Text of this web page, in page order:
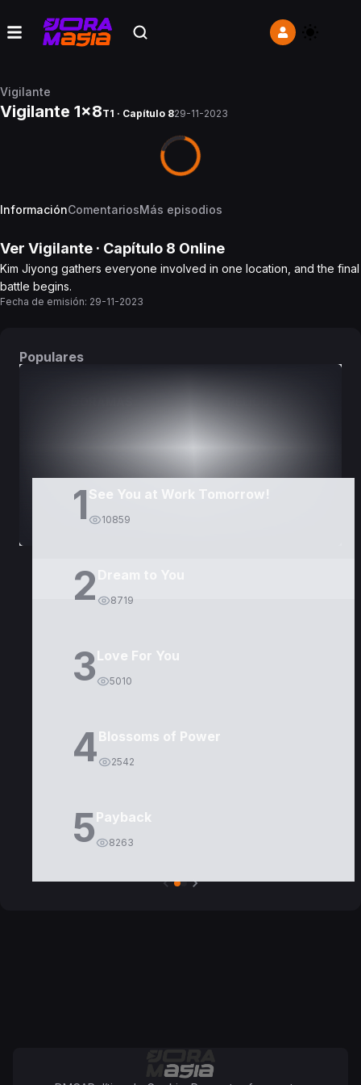
Vigilante
Vigilante 1x8T1 · Capítulo 829-11-2023
InformaciónComentariosMás episodios
Ver Vigilante · Capítulo 8 Online
Kim Jiyong gathers everyone involved in one location, and the final
battle begins.
Fecha de emisión: 29-11-2023
Populares
1 See You at Work Tomorrow!
10859
2 8719
3Love For You
5010
4Blossoms of Power
2542
5Payback
8263